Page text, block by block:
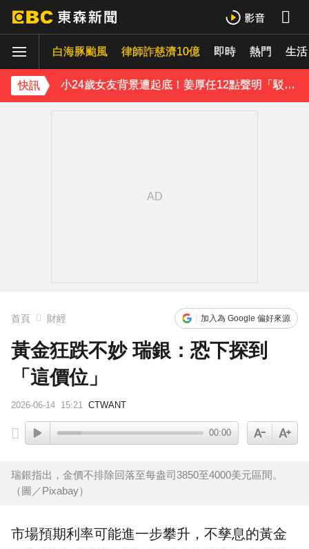
白海豚颱風 律師詐慈濟10億 即時 熱門 生活
快訊
下載東森App，隨時掌握天下大小事！
小24歲女友背景遭起底！姜厚任12點聲明「駁小三傳聞」：你在講三小？
首頁 財經 加入為 Google 偏好來源
黃金狂跌不妙 瑞銀：恐下探到
「這價位」
2026-06-14 15:21 CTWANT
00:00
瑞銀指出，金價不排除回落至每盎司3850至4000美元區間。
（圖／Pixabay）
市場預期利率可能進一步攀升，不孳息的黃金